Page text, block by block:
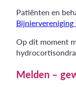
Patiënten en
Bijniervereniging
Op dit moment
Melden –